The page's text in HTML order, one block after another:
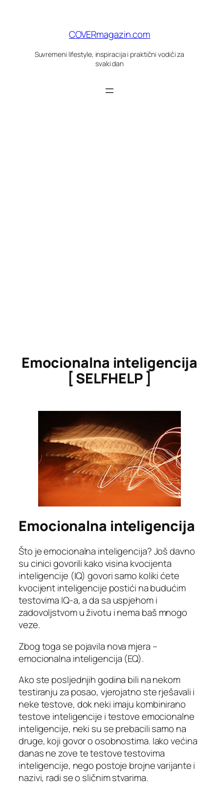
COVERmagazin.com
Suvremeni lifestyle, inspiracija i praktični vodiči za
svaki dan
Emocionalna inteligencija
[ SELFHELP ]
Emocionalna inteligencija
Što je emocionalna inteligencija? Još davno
su cinici govorili kako visina kvocijenta
inteligencije (IQ) govori samo koliki ćete
kvocijent inteligencije postići na budućim
testovima IQ-a, a da sa uspjehom i
zadovoljstvom u životu i nema baš mnogo
veze.
Zbog toga se pojavila nova mjera –
emocionalna inteligencija (EQ).
Ako ste posljednjih godina bili na nekom
testiranju za posao, vjerojatno ste rješavali i
neke testove, dok neki imaju kombinirano
testove inteligencije i testove emocionalne
inteligencije, neki su se prebacili samo na
druge, koji govor o osobnostima. Iako većina
danas ne zove te testove testovima
inteligencije, nego postoje brojne varijante i
nazivi, radi se o sličnim stvarima.